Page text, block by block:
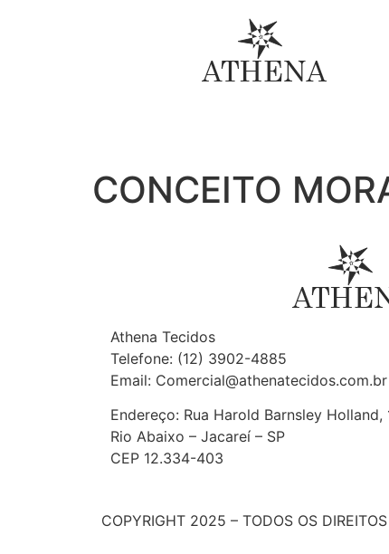
CONCEITO
Athena Tecidos
Telefone: (12) 3902-4885
Email: Comercial@athenatecidos.com.br
Endereço: Rua Harold Barnsley Holland,
Rio Abaixo – Jacareí – SP
CEP 12.334-403
COPYRIGHT 2025 – TODOS OS